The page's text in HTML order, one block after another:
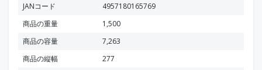
JANコード
4957180165769
商品の重量
1,500
商品の容量
7,263
商品の縦幅
277